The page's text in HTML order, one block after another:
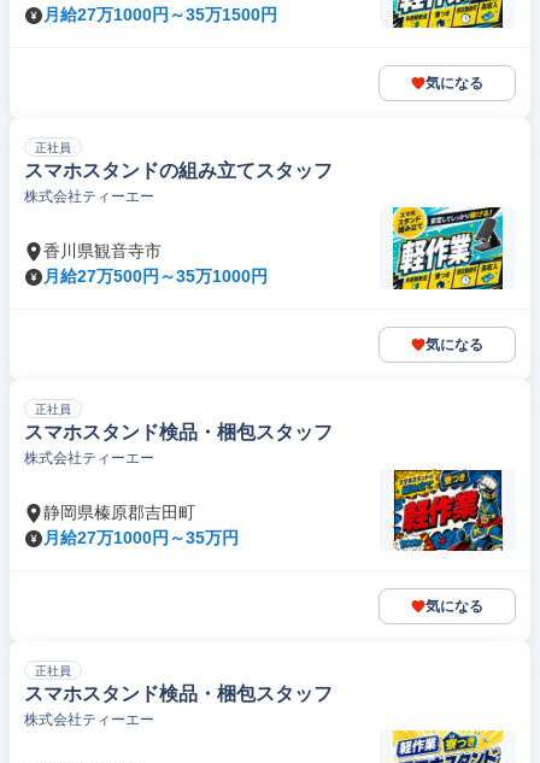
月給27万1000円～35万1500円
気になる
正社員
スマホスタンドの組み立てスタッフ
株式会社ティーエー
香川県観音寺市
月給27万500円～35万1000円
気になる
正社員
スマホスタンド検品・梱包スタッフ
株式会社ティーエー
静岡県榛原郡吉田町
月給27万1000円～35万円
気になる
正社員
スマホスタンド検品・梱包スタッフ
株式会社ティーエー